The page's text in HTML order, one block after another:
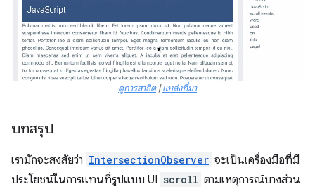
ดูการสาธิต|แหล่งที่มา
บทสรุป
เรามักจะสงสัยว่า IntersectionObserver จะเป็นเครื่องมือที่มี
ประโยชน์ในการแทนที่รูปแบบ UI scroll ตามเหตุการณ์บางส่วน